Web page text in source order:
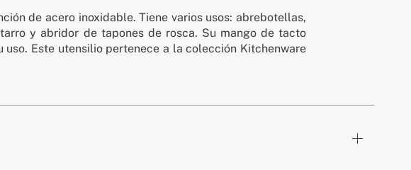
de acero inoxidable. Tiene varios usos: abrebotellas,
y abridor de tapones de rosca. Su mango de tacto
uso. Este utensilio pertenece a la colección Kitchenware